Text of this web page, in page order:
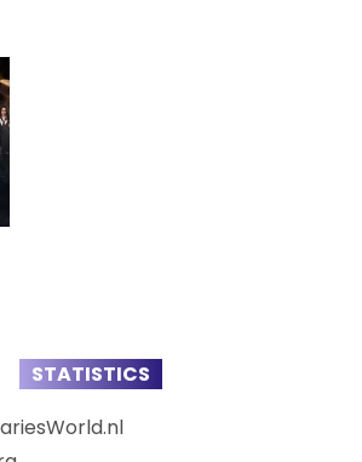
STATISTICS